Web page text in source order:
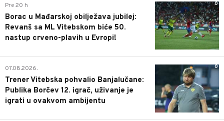
0
Pre 20 h
Borac u Mađarskoj obilježava jubilej:
Revanš sa ML Vitebskom biće 50.
nastup crveno-plavih u Evropi!
0
07.08.2026.
Trener Vitebska pohvalio Banjalučane:
Publika Borčev 12. igrač, uživanje je
igrati u ovakvom ambijentu